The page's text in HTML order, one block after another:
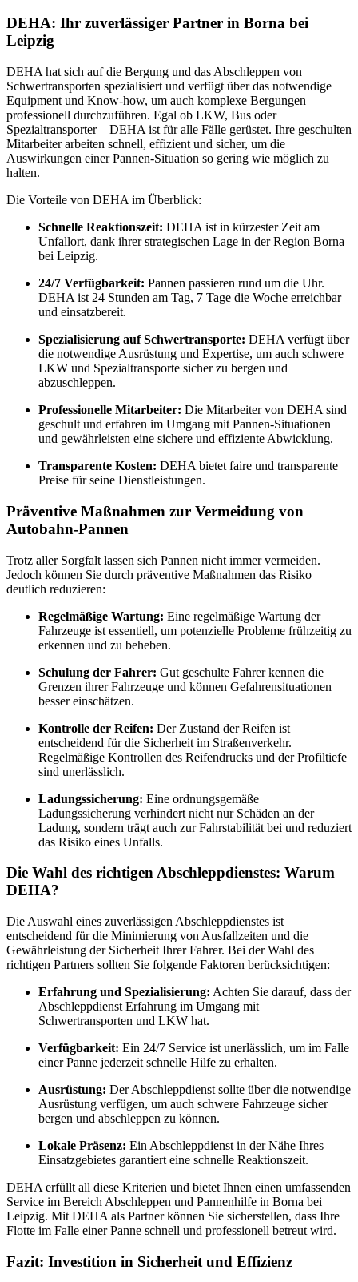
DEHA: Ihr zuverlässiger Partner in Borna bei
Leipzig
DEHA hat sich auf die Bergung und das Abschleppen von
Schwertransporten spezialisiert und verfügt über das notwendige
Equipment und Know-how, um auch komplexe Bergungen
professionell durchzuführen. Egal ob LKW, Bus oder
Spezialtransporter – DEHA ist für alle Fälle gerüstet. Ihre geschulten
Mitarbeiter arbeiten schnell, effizient und sicher, um die
Auswirkungen einer Pannen-Situation so gering wie möglich zu
halten.
Die Vorteile von DEHA im Überblick:
Schnelle Reaktionszeit: DEHA ist in kürzester Zeit am
Unfallort, dank ihrer strategischen Lage in der Region Borna
bei Leipzig.
24/7 Verfügbarkeit: Pannen passieren rund um die Uhr.
DEHA ist 24 Stunden am Tag, 7 Tage die Woche erreichbar
und einsatzbereit.
Spezialisierung auf Schwertransporte: DEHA verfügt über
die notwendige Ausrüstung und Expertise, um auch schwere
LKW und Spezialtransporte sicher zu bergen und
abzuschleppen.
Professionelle Mitarbeiter: Die Mitarbeiter von DEHA sind
geschult und erfahren im Umgang mit Pannen-Situationen
und gewährleisten eine sichere und effiziente Abwicklung.
Transparente Kosten: DEHA bietet faire und transparente
Preise für seine Dienstleistungen.
Präventive Maßnahmen zur Vermeidung von
Autobahn-Pannen
Trotz aller Sorgfalt lassen sich Pannen nicht immer vermeiden.
Jedoch können Sie durch präventive Maßnahmen das Risiko
deutlich reduzieren:
Regelmäßige Wartung: Eine regelmäßige Wartung der
Fahrzeuge ist essentiell, um potenzielle Probleme frühzeitig zu
erkennen und zu beheben.
Schulung der Fahrer: Gut geschulte Fahrer kennen die
Grenzen ihrer Fahrzeuge und können Gefahrensituationen
besser einschätzen.
Kontrolle der Reifen: Der Zustand der Reifen ist
entscheidend für die Sicherheit im Straßenverkehr.
Regelmäßige Kontrollen des Reifendrucks und der Profiltiefe
sind unerlässlich.
Ladungssicherung: Eine ordnungsgemäße
Ladungssicherung verhindert nicht nur Schäden an der
Ladung, sondern trägt auch zur Fahrstabilität bei und reduziert
das Risiko eines Unfalls.
Die Wahl des richtigen Abschleppdienstes: Warum
DEHA?
Die Auswahl eines zuverlässigen Abschleppdienstes ist
entscheidend für die Minimierung von Ausfallzeiten und die
Gewährleistung der Sicherheit Ihrer Fahrer. Bei der Wahl des
richtigen Partners sollten Sie folgende Faktoren berücksichtigen:
Erfahrung und Spezialisierung: Achten Sie darauf, dass der
Abschleppdienst Erfahrung im Umgang mit
Schwertransporten und LKW hat.
Verfügbarkeit: Ein 24/7 Service ist unerlässlich, um im Falle
einer Panne jederzeit schnelle Hilfe zu erhalten.
Ausrüstung: Der Abschleppdienst sollte über die notwendige
Ausrüstung verfügen, um auch schwere Fahrzeuge sicher
bergen und abschleppen zu können.
Lokale Präsenz: Ein Abschleppdienst in der Nähe Ihres
Einsatzgebietes garantiert eine schnelle Reaktionszeit.
DEHA erfüllt all diese Kriterien und bietet Ihnen einen umfassenden
Service im Bereich Abschleppen und Pannenhilfe in Borna bei
Leipzig. Mit DEHA als Partner können Sie sicherstellen, dass Ihre
Flotte im Falle einer Panne schnell und professionell betreut wird.
Fazit: Investition in Sicherheit und Effizienz